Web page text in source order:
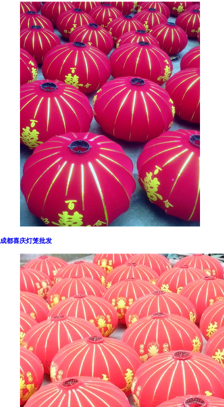
成都喜庆灯笼批发